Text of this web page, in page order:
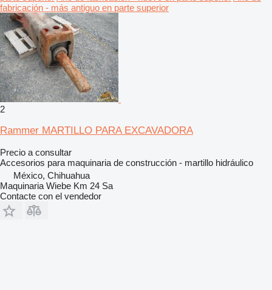
fabricación - más antiguo en parte superior
2
Rammer MARTILLO PARA EXCAVADORA
Precio a consultar
Accesorios para maquinaria de construcción - martillo hidráulico
México, Chihuahua
Maquinaria Wiebe Km 24 Sa
Contacte con el vendedor